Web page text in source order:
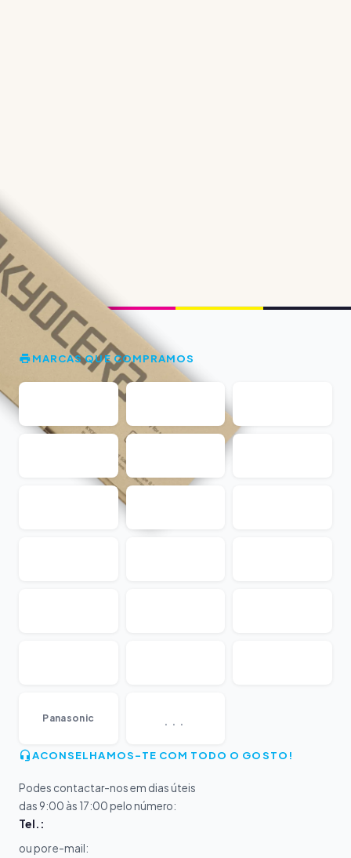
MARCAS QUE COMPRAMOS
Panasonic ...
ACONSELHAMOS-TE COM TODO O GOSTO!
Podes contactar-nos em dias úteis
das 9:00 às 17:00 pelo número:
Tel.:
ou por e-mail: